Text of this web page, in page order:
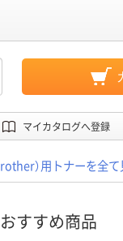
マイカタログへ登録
）用トナーを全て
すすめ商品